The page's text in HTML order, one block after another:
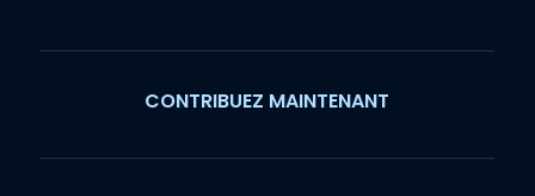
CONTRIBUEZ MAINTENANT